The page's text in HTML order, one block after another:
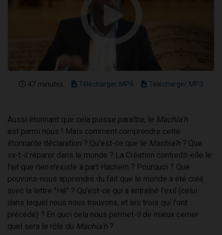
47 minutes Télécharger MP4 Télécharger MP3
Aussi étonnant que cela puisse paraître, le Machia'h
est parmi nous ! Mais comment comprendre cette
étonnante déclaration ? Qu'est-ce que le Machia'h ? Que
va-t-il réparer dans le monde ? La Création contredit-elle le
fait que rien n'existe à part Hachem ? Pourquoi ? Que
pouvons-nous apprendre du fait que le monde a été créé
avec la lettre "Hé" ? Qu'est-ce qui a entraîné l'exil (celui
dans lequel nous nous trouvons, et les trois qui l'ont
précédé) ? En quoi cela nous permet-il de mieux cerner
quel sera le rôle du Machia'h ?